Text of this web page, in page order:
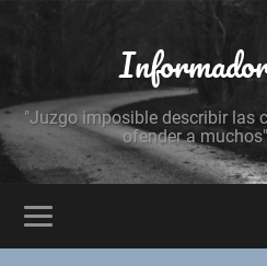
"Juzgo imposible describir las
ofender a